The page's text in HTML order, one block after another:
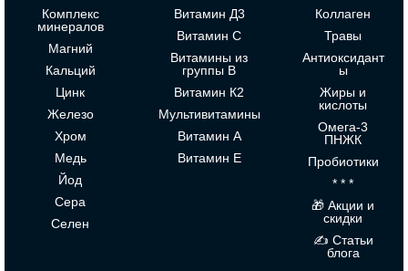
Комплекс
минералов
Магний
Кальций
Цинк
Железо
Хром
Медь
Йод
Сера
Селен
Витамин Д3
Витамин С
Витамины из
группы В
Витамин К2
Мультивитамины
Витамин А
Витамин Е
Коллаген
Травы
Антиоксидант
ы
Жиры и
кислоты
Омега-3
ПНЖК
Пробиотики
* * *
🎁 Акции и
скидки
✍ Статьи
блога